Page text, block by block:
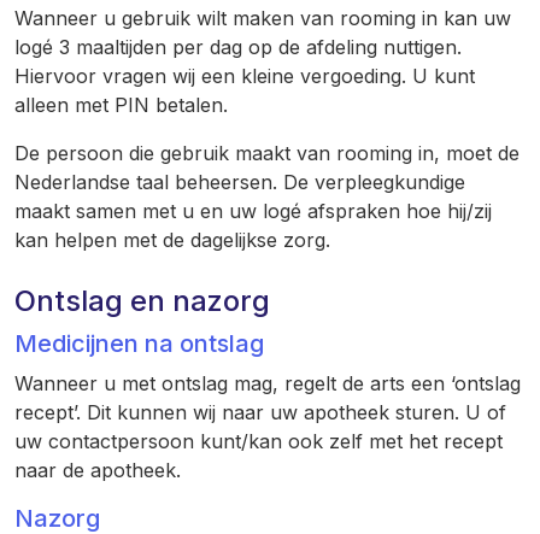
Wanneer u gebruik wilt maken van rooming in kan uw
logé 3 maaltijden per dag op de afdeling nuttigen.
Hiervoor vragen wij een kleine vergoeding. U kunt
alleen met PIN betalen.
De persoon die gebruik maakt van rooming in, moet de
Nederlandse taal beheersen. De verpleegkundige
maakt samen met u en uw logé afspraken hoe hij/zij
kan helpen met de dagelijkse zorg.
Ontslag en nazorg
Medicijnen na ontslag
Wanneer u met ontslag mag, regelt de arts een ‘ontslag
recept’. Dit kunnen wij naar uw apotheek sturen. U of
uw contactpersoon kunt/kan ook zelf met het recept
naar de apotheek.
Nazorg